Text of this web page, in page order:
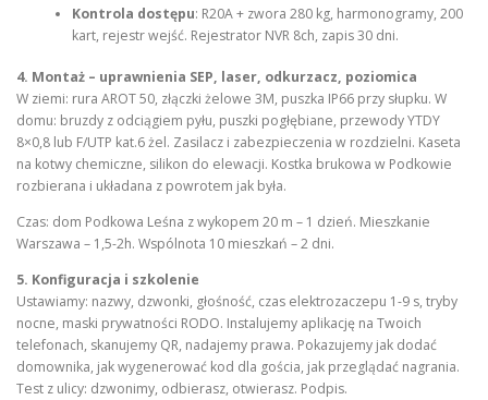
Kontrola dostępu: R20A + zwora 280 kg, harmonogramy, 200
kart, rejestr wejść. Rejestrator NVR 8ch, zapis 30 dni.
4. Montaż – uprawnienia SEP, laser, odkurzacz, poziomica
W ziemi: rura AROT 50, złączki żelowe 3M, puszka IP66 przy słupku. W
domu: bruzdy z odciągiem pyłu, puszki pogłębiane, przewody YTDY
8×0,8 lub F/UTP kat.6 żel. Zasilacz i zabezpieczenia w rozdzielni. Kaseta
na kotwy chemiczne, silikon do elewacji. Kostka brukowa w Podkowie
rozbierana i układana z powrotem jak była.
Czas: dom Podkowa Leśna z wykopem 20 m – 1 dzień. Mieszkanie
Warszawa – 1,5-2h. Wspólnota 10 mieszkań – 2 dni.
5. Konfiguracja i szkolenie
Ustawiamy: nazwy, dzwonki, głośność, czas elektrozaczepu 1-9 s, tryby
nocne, maski prywatności RODO. Instalujemy aplikację na Twoich
telefonach, skanujemy QR, nadajemy prawa. Pokazujemy jak dodać
domownika, jak wygenerować kod dla gościa, jak przeglądać nagrania.
Test z ulicy: dzwonimy, odbierasz, otwierasz. Podpis.